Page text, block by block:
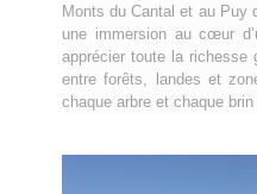
Monts du Cantal et au Puy
une immersion au cœur
apprécier toute la richesse
entre forêts, landes et
chaque arbre et chaque